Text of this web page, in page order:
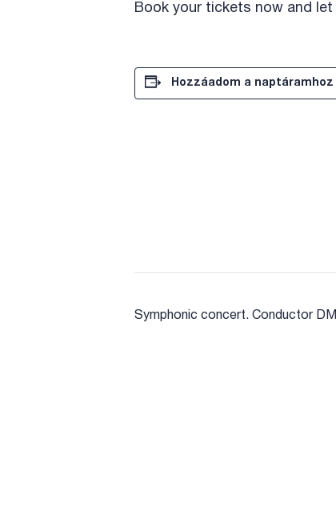
Book your tickets now and
Hozzáadom a naptáramhoz
Symphonic concert. Conductor